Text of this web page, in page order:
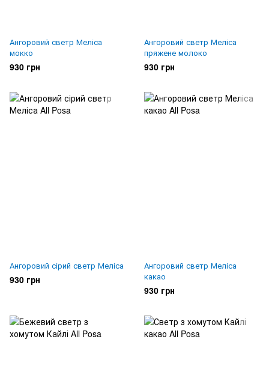
Ангоровий светр Меліса
мокко
930 грн
Ангоровий светр Меліса
пряжене молоко
930 грн
Ангоровий сірий светр Меліса
930 грн
Ангоровий светр Меліса
какао
930 грн